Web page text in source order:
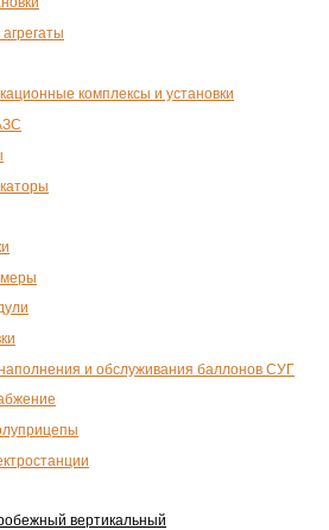
комплексы и установки
и обслуживания баллонов СУГ
вертикальный